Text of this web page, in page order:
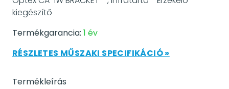
kiegészítő
Termékgarancia: 1 év
RÉSZLETES MŰSZAKI SPECIFIKÁCIÓ »
Termékleírás